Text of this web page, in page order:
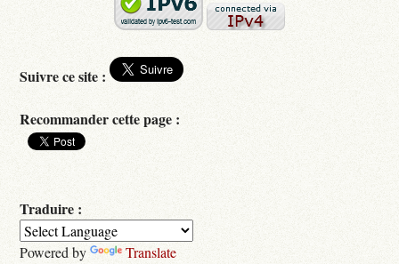
Suivre ce site :
Recommander cette page :
Traduire :
Powered by Translate